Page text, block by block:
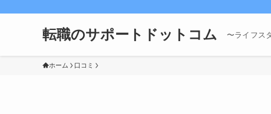
転職のサポートドットコム 〜ライフス
ホーム 口コミ